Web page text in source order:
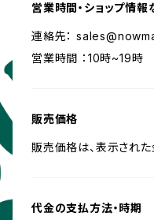
営業時間・ショップ情報
連絡先：
営業時間 ：10時~19時
販売価格
販売価格は、表示された
代金の支払方法・時期